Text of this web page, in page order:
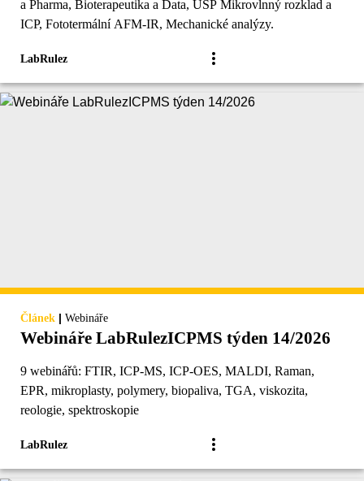
a Pharma, Bioterapeutika a Data, USP Mikrovlnný rozklad a
ICP, Fototermální AFM-IR, Mechanické analýzy.
LabRulez
Článek | Webináře
Webináře LabRulezICPMS týden 14/2026
9 webinářů: FTIR, ICP-MS, ICP-OES, MALDI, Raman,
EPR, mikroplasty, polymery, biopaliva, TGA, viskozita,
reologie, spektroskopie
LabRulez